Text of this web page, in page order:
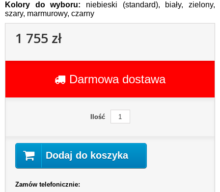
Kolory do wyboru: niebieski (standard), biały, zielony,
szary, marmurowy, czarny
1 755 zł
Darmowa dostawa
Ilość
Dodaj do koszyka
Zamów telefonicznie: